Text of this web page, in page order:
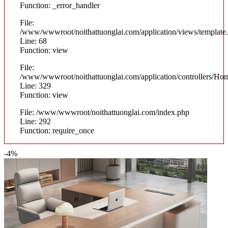
Function: _error_handler
File:
/www/wwwroot/noithattuonglai.com/application/views/
Line: 68
Function: view
File:
/www/wwwroot/noithattuonglai.com/application/controllers/
Line: 329
Function: view
File: /www/wwwroot/noithattuonglai.com/index.php
Line: 292
Function: require_once
-4%